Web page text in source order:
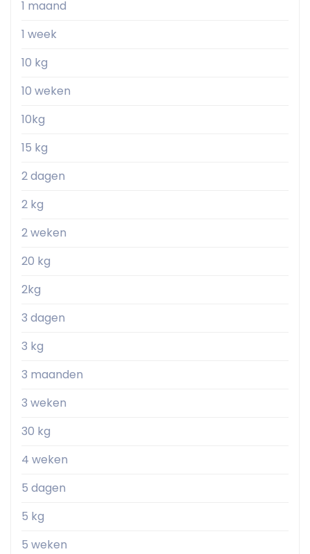
1 maand
1 week
10 kg
10 weken
10kg
15 kg
2 dagen
2 kg
2 weken
20 kg
2kg
3 dagen
3 kg
3 maanden
3 weken
30 kg
4 weken
5 dagen
5 kg
5 weken